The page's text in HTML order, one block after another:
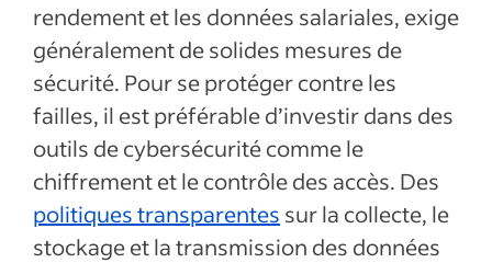
rendement et les données salariales, exige
généralement de solides mesures de
sécurité. Pour se protéger contre les
failles, il est préférable d’investir dans des
outils de cybersécurité comme le
chiffrement et le contrôle des accès. Des
politiques transparentes sur la collecte, le
stockage et la transmission des données